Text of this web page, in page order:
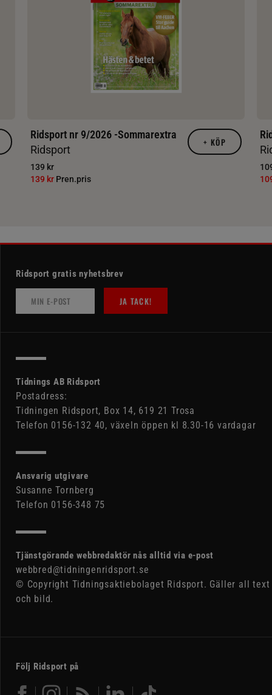
Ridsport nr 9/2026 -Sommarextra
Ridsport
139 kr
139 kr Pren.pris
+ KÖP
Ridsport gratis nyhetsbrev
JA TACK!
Tidnings AB Ridsport
Postadress:
Tidningen Ridsport, Box 14, 619 21 Trosa
Telefon 0156-132 40, växeln öppen kl 8.30-16 vardagar
Ansvarig utgivare
Susanne Tornberg
Telefon 0156-348 75
Tjänstgörande webbredaktör nås alltid via e-post
webbred@tidningenridsport.se
© Copyright Tidningsaktiebolaget Ridsport. Gäller all text
och bild.
Följ Ridsport på